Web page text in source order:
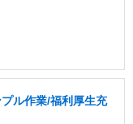
ル作業/福利厚生充